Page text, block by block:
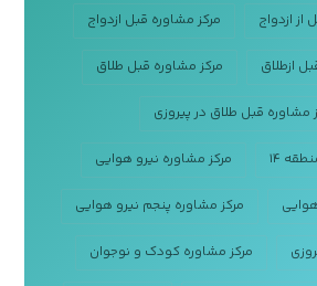
از ازدواج مرکز مشاوره قبل ازدواج
ازطلاق مرکز مشاوره قبل طلاق
مشاوره قبل طلاق در پیروزی
۱۴ مرکز مشاوره نیرو هوایی
مرکز مشاوره پنجم نیرو هوایی
مرکز مشاوره کودک و نوجوان